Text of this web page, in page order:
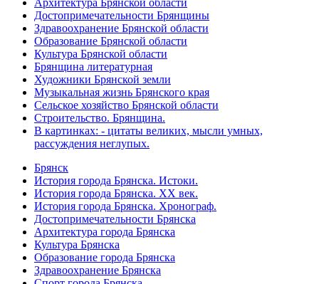
Достопримечательности Брянщины
Здравоохранение Брянской области
Образование Брянской области
Культура Брянской области
Брянщина литературная
Художники Брянской земли
Музыкальная жизнь Брянского края
Сельское хозяйство Брянской области
Строительство. Брянщина.
В картинках: - цитаты великих, мысли умных,
рассуждения неглупых.
Брянск
История города Брянска. Истоки.
История города Брянска. XX век.
История города Брянска. Хронограф.
Достопримечательности Брянска
Архитектура города Брянска
Культура Брянска
Образование города Брянска
Здравоохранение Брянска